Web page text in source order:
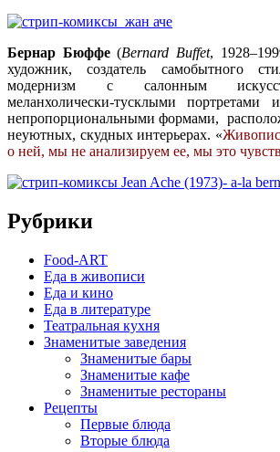
Бернар Бюффе(Bernard Buffet,
художник, создатель самобытного
модернизм с салонным
меланхолически-тусклыми
непропорциональными формами,
неуютных, скудных интерьерах. «
о ней, мы не анализируем ее, мы это
Рубрики
Food-ART
Еда в живописи
Еда и кино
Еда в литературе
Театральная кухня
Знаменитые заведения
Знаменитые бары
Знаменитые кафе
Знаменитые рестораны
Рецепты
Первые блюда
Вторые блюда